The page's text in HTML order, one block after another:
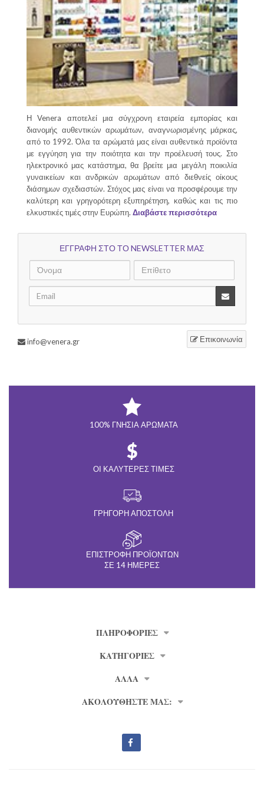
Η Venera αποτελεί μια σύγχρονη εταιρεία εμπορίας και
διανομής αυθεντικών αρωμάτων, αναγνωρισμένης μάρκας,
από το 1992. Όλα τα αρώματά μας είναι αυθεντικά προϊόντα
με εγγύηση για την ποιότητα και την προέλευσή τους. Στο
ηλεκτρονικό μας κατάστημα, θα βρείτε μια μεγάλη ποικιλία
γυναικείων και ανδρικών αρωμάτων από διεθνείς οίκους
διάσημων σχεδιαστών. Στόχος μας είναι να προσφέρουμε την
καλύτερη και γρηγορότερη εξυπηρέτηση, καθώς και τις πιο
ελκυστικές τιμές στην Ευρώπη. Διαβάστε περισσότερα
ΕΓΓΡΑΦΗ ΣΤΟ ΤΟ NEWSLETTER ΜΑΣ
Επικοινωνία
info@venera.gr
100% ΓΝΉΣΙΑ ΑΡΏΜΑΤΑ
ΟΙ ΚΑΛΎΤΕΡΕΣ ΤΙΜΈΣ
ΓΡΉΓΟΡΗ ΑΠΟΣΤΟΛΉ
ΕΠΙΣΤΡΟΦΉ ΠΡΟΪΌΝΤΩΝ
ΣΕ 14 ΗΜΈΡΕΣ
ΠΛΗΡΟΦΟΡΊΕΣ
ΚΑΤΗΓΟΡΙΕΣ
ΑΛΛΑ
ΑΚΟΛΟΥΘΗΣΤΕ ΜΑΣ: